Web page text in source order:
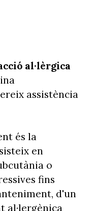
al·lèrgica
assistència
és la
en
o
fins
d'un
al·lergènica